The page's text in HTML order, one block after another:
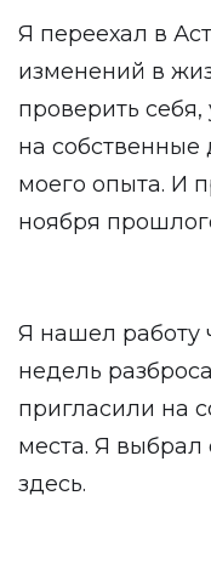
Я переехал в
изменений в
проверить
на собственные
моего опыта. И
ноября
Я нашел работу
недель
пригласили на
места. Я
здесь.